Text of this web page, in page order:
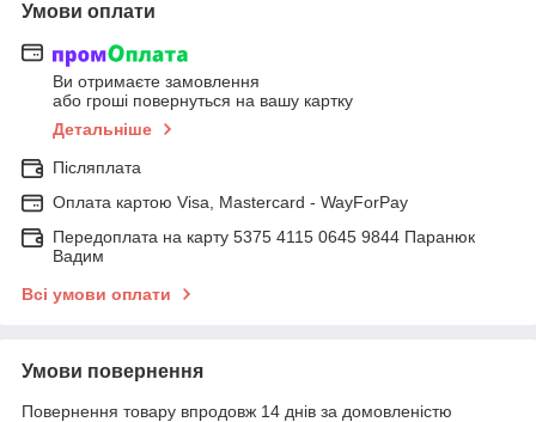
Умови оплати
Ви отримаєте замовлення
або гроші повернуться на вашу картку
Детальніше
Післяплата
Оплата картою Visa, Mastercard - WayForPay
Передоплата на карту 5375 4115 0645 9844 Паранюк
Вадим
Всі умови оплати
Умови повернення
Повернення товару впродовж 14 днів за домовленістю